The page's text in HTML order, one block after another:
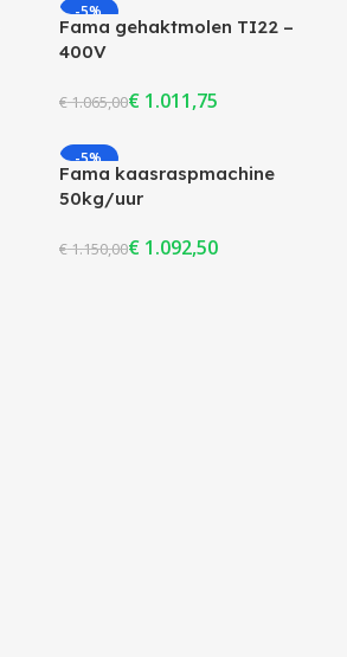
-5%
UITVERKOCHT
Fama gehaktmolen TI22 –
400V
€1.065,00€1.011,75
-5%
Fama kaasraspmachine
50kg/uur
€1.150,00€1.092,50